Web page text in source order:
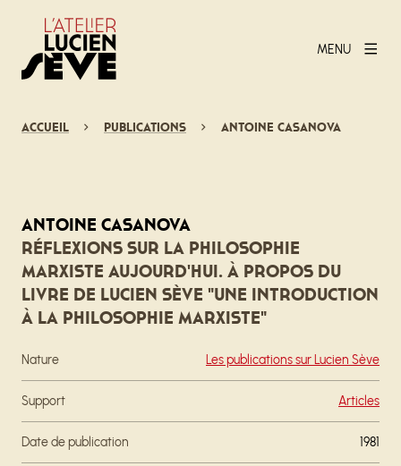
MENU
Accueil Publications Antoine Casanova
Antoine Casanova
Réflexions sur la philosophie
marxiste aujourd'hui. À propos du
livre de Lucien Sève "Une introduction
à la philosophie marxiste"
Nature Les publications sur Lucien Sève
Support Articles
Date de publication 1981